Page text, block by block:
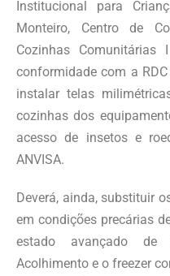
Institucional para
Monteiro, Centro de
Cozinhas
conformidade com a
instalar telas
cozinhas dos
acesso de insetos e
ANVISA.
Deverá, ainda, substituir
em condições precárias
estado avançado
Acolhimento e o freezer